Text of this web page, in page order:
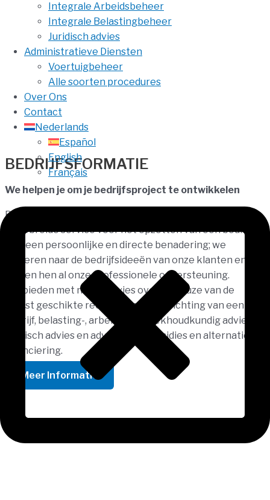
Integrale Arbeidsbeheer
Integrale Belastingbeheer
Juridisch advies
Administratieve Diensten
Voertuigbeheer
Alle soorten procedures
Over Ons
Contact
Nederlands
Español
English
Français
BEDRIJFSFORMATIE
We helpen je om je bedrijfsproject te ontwikkelen
Bij Aitana Consultores Legales bieden we een
uitgebreide service voor het opzetten van een bedrijf,
met een persoonlijke en directe benadering; we
luisteren naar de bedrijfsideeën van onze klanten en
bieden hen al onze professionele ondersteuning.
We bieden met name: advies over de keuze van de
meest geschikte rechtsvorm, de oprichting van een
bedrijf, belasting-, arbeids- en boekhoudkundig advies,
juridisch advies en advies over subsidies en alternatieve
financiering.
Meer Informatie